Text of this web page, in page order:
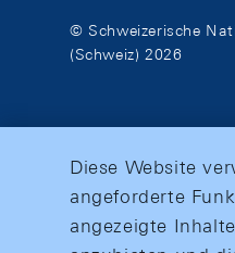
© Schweizerische
(Schweiz) 2026
Diese Website
angeforderte
angezeigte